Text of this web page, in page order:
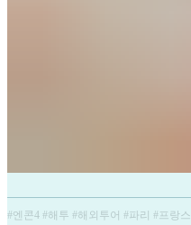
#엔콘4 #해투 #해외투어 #파리 #프랑스